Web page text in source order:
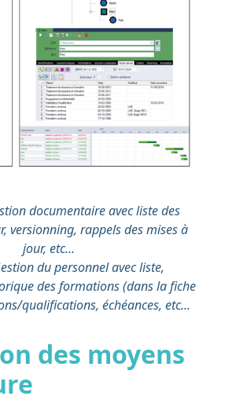
documentaire avec liste des
versionning, rappels des mises à
jour, etc...
du personnel avec liste,
des formations (dans la fiche
qualifications, échéances, etc...
des moyens